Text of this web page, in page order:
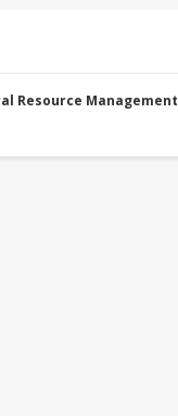
Resource Management